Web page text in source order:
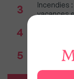
3
Incendies
vacances
4
5
prix sur le